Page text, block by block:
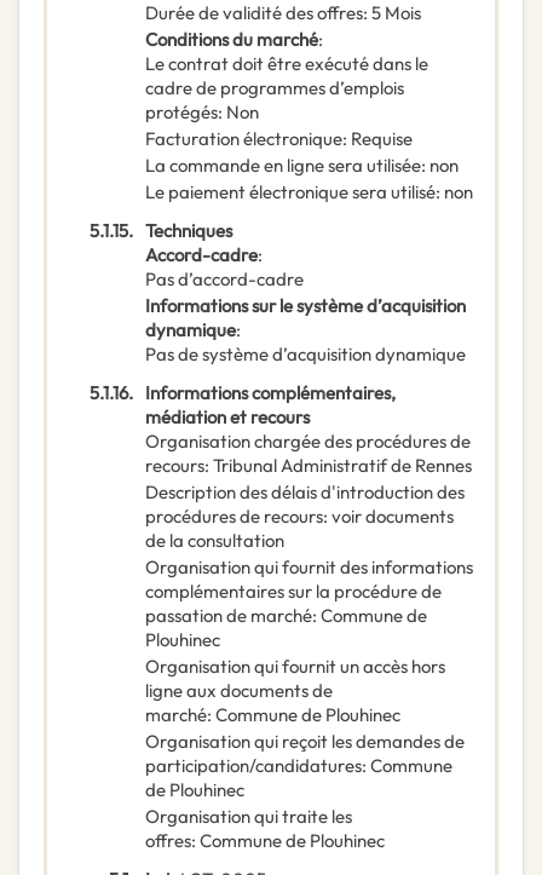
Durée de validité des offres: 5 Mois
Conditions du marché:
Le contrat doit être exécuté dans le
cadre de programmes d’emplois
protégés: Non
Facturation électronique: Requise
La commande en ligne sera utilisée: non
Le paiement électronique sera utilisé: non
5.1.15. Techniques
Accord-cadre:
Pas d’accord-cadre
Informations sur le système d’acquisition
dynamique:
Pas de système d’acquisition dynamique
5.1.16. Informations complémentaires,
médiation et recours
Organisation chargée des procédures de
recours: Tribunal Administratif de Rennes
Description des délais d'introduction des
procédures de recours: voir documents
de la consultation
Organisation qui fournit des informations
complémentaires sur la procédure de
passation de marché: Commune de
Plouhinec
Organisation qui fournit un accès hors
ligne aux documents de
marché: Commune de Plouhinec
Organisation qui reçoit les demandes de
participation/candidatures: Commune
de Plouhinec
Organisation qui traite les
offres: Commune de Plouhinec